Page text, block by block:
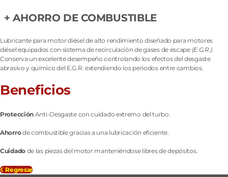
+ AHORRO DE COMBUSTIBLE
Lubricante para motor diésel de alto rendimiento diseñado para motores
diésel equipados con sistema de recirculación de gases de escape (E.G.R.)
Conserva un excelente desempeño controlando los efectos del desgaste
abrasivo y químico del E.G.R. extendiendo los periodos entre cambios.
Beneficios
Protección Anti-Desgaste con cuidado extremo del turbo.
Ahorrode combustible gracias a una lubricación eficiente.
Cuidado de las piezas del motor manteniéndose libres de depósitos.
Regresar